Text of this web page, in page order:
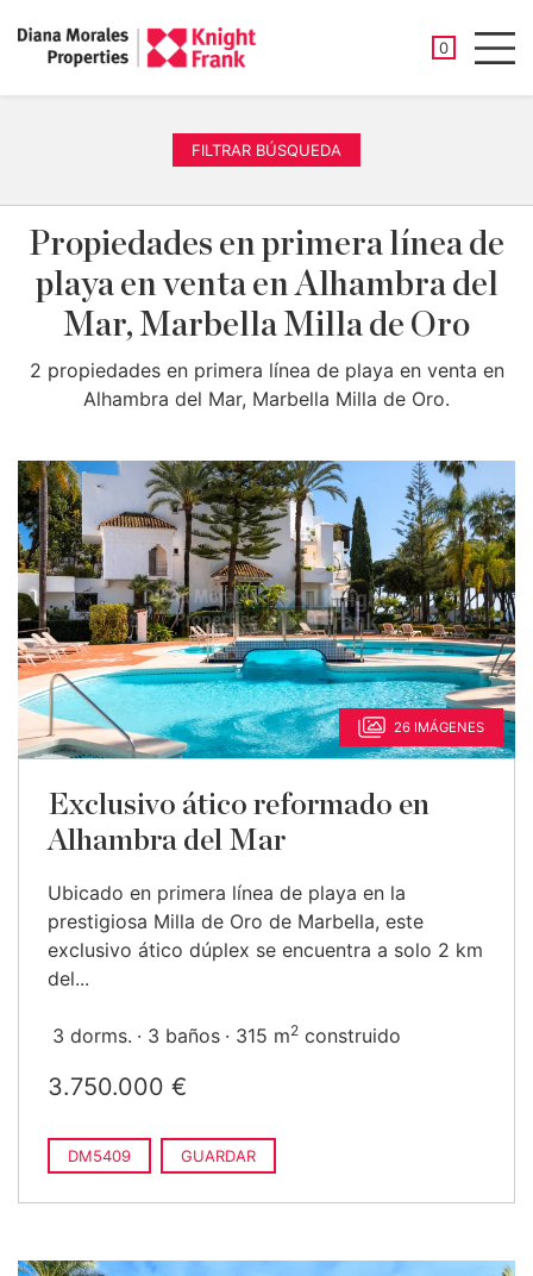
0
FILTRAR BÚSQUEDA
Propiedades en primera línea de
playa en venta en Alhambra del
Mar, Marbella Milla de Oro
2 propiedades en primera línea de playa en venta en
Alhambra del Mar, Marbella Milla de Oro.
26 IMÁGENES
Exclusivo ático reformado en
Alhambra del Mar
Ubicado en primera línea de playa en la
prestigiosa Milla de Oro de Marbella, este
exclusivo ático dúplex se encuentra a solo 2 km
del...
3 dorms. 3 baños 315 m2 construido
3.750.000 €
DM5409 GUARDAR